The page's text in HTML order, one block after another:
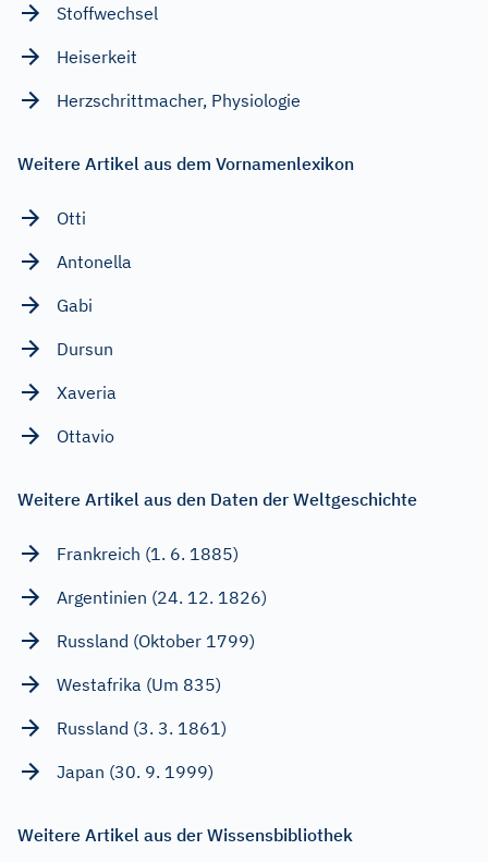
Stoffwechsel
Heiserkeit
Herzschrittmacher, Physiologie
Weitere Artikel aus dem Vornamenlexikon
Otti
Antonella
Gabi
Dursun
Xaveria
Ottavio
Weitere Artikel aus den Daten der Weltgeschichte
Frankreich (1. 6. 1885)
Argentinien (24. 12. 1826)
Russland (Oktober 1799)
Westafrika (Um 835)
Russland (3. 3. 1861)
Japan (30. 9. 1999)
Weitere Artikel aus der Wissensbibliothek